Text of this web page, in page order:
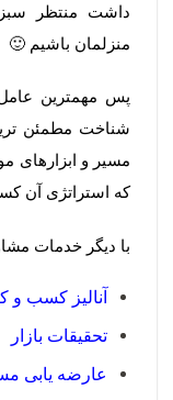
داشت منتظر
منزلمان باشیم 🙂
پس مهمترین
شناخت مطمئن
مسیر و ابزارهای
که استراتژی آن
با دیگر خدمات
آنالیز کسب و
تحقیقات بازار
عارضه یابی